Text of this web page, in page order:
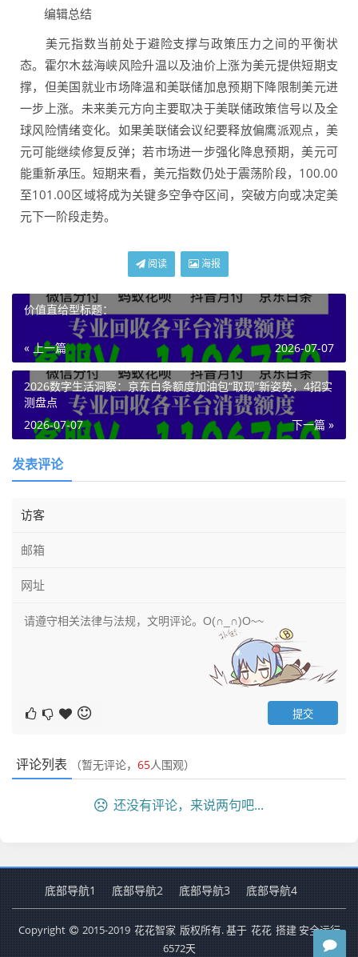
编辑总结
美元指数当前处于避险支撑与政策压力之间的平衡状
态。霍尔木兹海峡风险升温以及油价上涨为美元提供短期支
撑，但美国就业市场降温和美联储加息预期下降限制美元进
一步上涨。未来美元方向主要取决于美联储政策信号以及全
球风险情绪变化。如果美联储会议纪要释放偏鹰派观点，美
元可能继续修复反弹；若市场进一步强化降息预期，美元可
能重新承压。短期来看，美元指数仍处于震荡阶段，100.00
至101.00区域将成为关键多空争夺区间，突破方向或决定美
元下一阶段走势。
阅读 海报
价值直给型标题：
« 上一篇 2026-07-07
2026数字生活洞察：京东白条额度加油包“取现”新姿势，4招实
测盘点
下一篇 »
2026-07-07
发表评论
评论列表 （暂无评论， 65人围观）
还没有评论，来说两句吧...
底部导航1 底部导航2 底部导航3 底部导航4
Copyright 2015-2019 花花智家 版权所有. 基于 花花 搭建 安全运行
6572天